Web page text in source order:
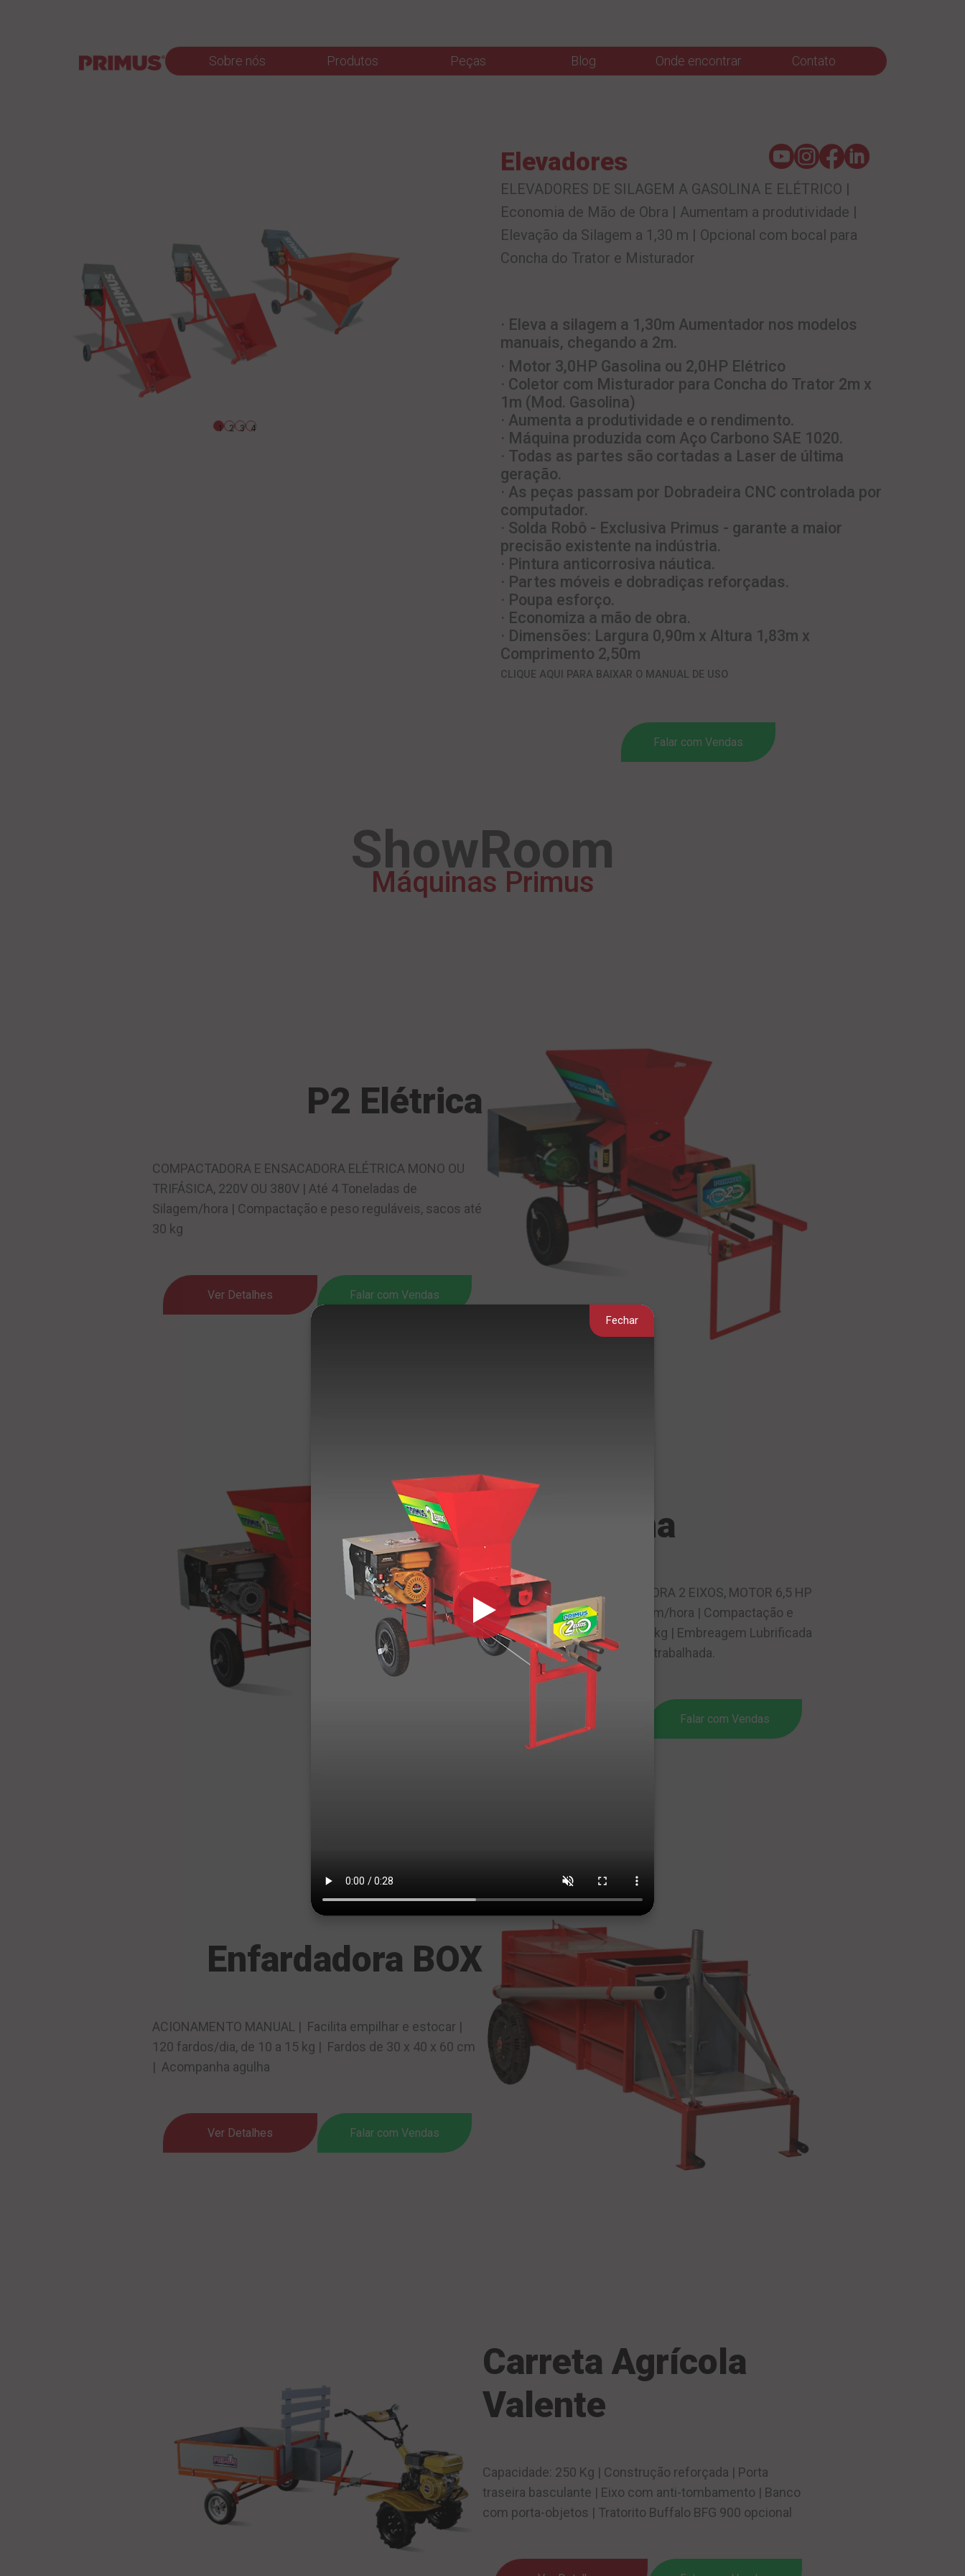
Fechar
Sobre nós Produtos Peças Blog Onde encontrar Contato
1 2 3 4
Elevadores
ELEVADORES DE SILAGEM A GASOLINA E ELÉTRICO |
Economia de Mão de Obra | Aumentam a produtividade |
Elevação da Silagem a 1,30 m | Opcional com bocal para
Concha do Trator e Misturador
· Eleva a silagem a 1,30m Aumentador nos modelos
manuais, chegando a 2m.
· Motor 3,0HP Gasolina ou 2,0HP Elétrico
· Coletor com Misturador para Concha do Trator 2m x
1m (Mod. Gasolina)
· Aumenta a produtividade e o rendimento.
· Máquina produzida com Aço Carbono SAE 1020.
· Todas as partes são cortadas a Laser de última
geração.
· As peças passam por Dobradeira CNC controlada por
computador.
· Solda Robô - Exclusiva Primus - garante a maior
precisão existente na indústria.
· Pintura anticorrosiva náutica.
· Partes móveis e dobradiças reforçadas.
· Poupa esforço.
· Economiza a mão de obra.
· Dimensões: Largura 0,90m x Altura 1,83m x
Comprimento 2,50m
CLIQUE AQUI PARA BAIXAR O MANUAL DE USO
Falar com Vendas
ShowRoom
Máquinas Primus
P2 Elétrica
COMPACTADORA E ENSACADORA ELÉTRICA MONO OU
TRIFÁSICA, 220V OU 380V | Até 4 Toneladas de
Silagem/hora | Compactação e peso reguláveis, sacos até
30 kg
Ver Detalhes Falar com Vendas
P2 Gasolina
COMPACTADORA E ENSACADORA 2 EIXOS, MOTOR 6,5 HP
4T | Até 6 Toneladas de Silagem/hora | Compactação e
peso reguláveis, sacos até 35 kg | Embreagem Lubrificada
| Consumo de 0,45 litros/hora trabalhada.
Falar com Vendas
Enfardadora BOX
ACIONAMENTO MANUAL | Facilita empilhar e estocar |
120 fardos/dia, de 10 a 15 kg | Fardos de 30 x 40 x 60 cm
| Acompanha agulha
Ver Detalhes Falar com Vendas
Carreta Agrícola
Valente
Capacidade: 250 Kg | Construção reforçada | Porta
traseira basculante | Eixo com anti-tombamento | Banco
com porta-objetos | Tratorito Buffalo BFG 900 opcional